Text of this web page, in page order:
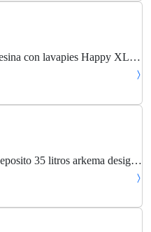
con lavapies Happy XL
35 litros arkema design